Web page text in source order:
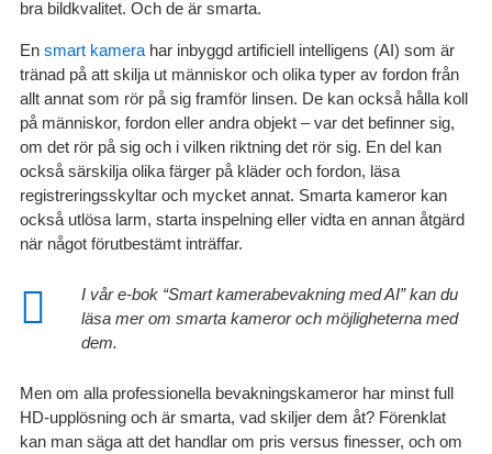
bra bildkvalitet. Och de är smarta.
En smart kamerahar inbyggd artificiell intelligens (AI) som är
tränad på att skilja ut människor och olika typer av fordon från
allt annat som rör på sig framför linsen. De kan också hålla koll
på människor, fordon eller andra objekt – var det befinner sig,
om det rör på sig och i vilken riktning det rör sig. En del kan
också särskilja olika färger på kläder och fordon, läsa
registreringsskyltar och mycket annat. Smarta kameror kan
också utlösa larm, starta inspelning eller vidta en annan åtgärd
när något förutbestämt inträffar.
I vår e-bok “Smart kamerabevakning med AI”kan du
läsa mer om smarta kameror och möjligheterna med
dem.
Men om alla professionella bevakningskameror har minst full
HD-upplösning och är smarta, vad skiljer dem åt? Förenklat
kan man säga att det handlar om pris versus finesser, och om